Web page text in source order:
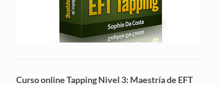
Curso online Tapping Nivel 3: Maestría de EFT